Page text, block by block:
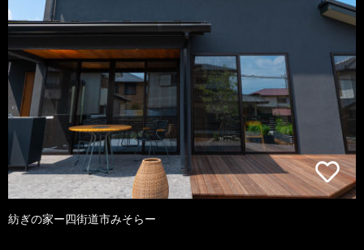
紡ぎの家ー四街道市みそらー